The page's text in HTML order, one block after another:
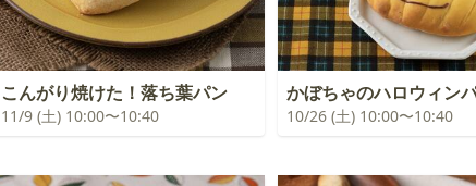
こんがり焼けた！落ち葉パン
11/9 (土) 10:00〜10:40
かぼちゃのハロウィン
10/26 (土) 10:00〜10:40